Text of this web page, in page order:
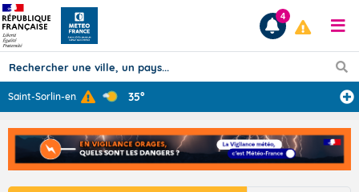
Prévisions
TOUS LES RÉSULTATS
4
Saint-Sorlin-en... 35°